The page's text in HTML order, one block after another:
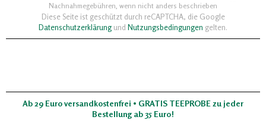
Nachnahmegebühren, wenn nicht anders beschrieben
Diese Seite ist geschützt durch reCAPTCHA, die Google
Datenschutzerklärungund Nutzungsbedingungen gelten.
Ab 29 Euro versandkostenfrei • GRATIS TEEPROBE zu jeder
Bestellung ab 35 Euro!